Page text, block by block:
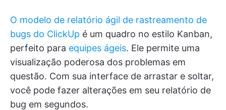
O modelo de relatório ágil de rastreamento de
bugs do ClickUp é um quadro no estilo Kanban,
perfeito para equipes ágeis. Ele permite uma
visualização poderosa dos problemas em
questão. Com sua interface de arrastar e soltar,
você pode fazer alterações em seu relatório de
bug em segundos.